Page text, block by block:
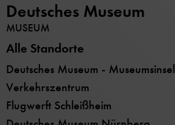
Deutsches Museum
MUSEUM
Alle Standorte
Deutsches Museum - Museumsinsel
Verkehrszentrum
Flugwerft Schleißheim